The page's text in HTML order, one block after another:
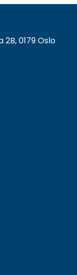
0179 Oslo